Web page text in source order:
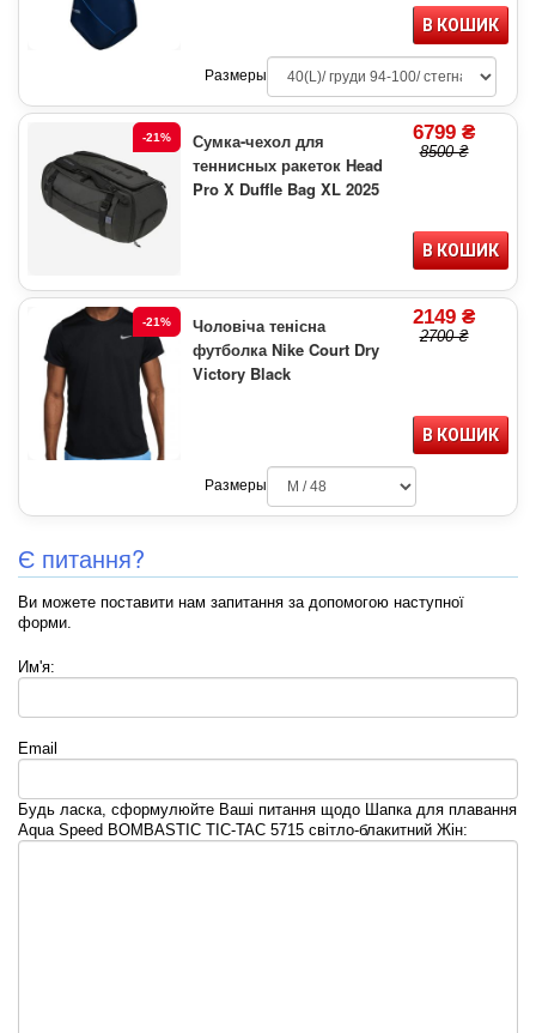
В КОШИК
Размеры
-21%
Сумка-чехол для
теннисных ракеток Head
Pro X Duffle Bag XL 2025
6799 ₴
8500 ₴
В КОШИК
-21%
Чоловіча тенісна
футболка Nike Court Dry
Victory Black
2149 ₴
2700 ₴
В КОШИК
Размеры
Є питання?
Ви можете поставити нам запитання за допомогою наступної
форми.
Им'я:
Email
Будь ласка, сформулюйте Ваші питання щодо Шапка для плавання
Aqua Speed BOMBASTIC TIC-TAC 5715 світло-блакитний Жін: